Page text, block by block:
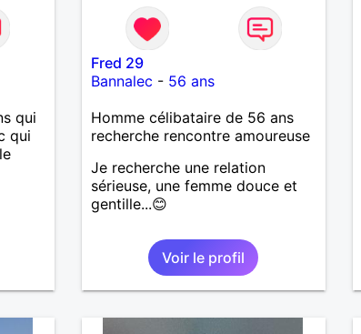
que
et
un
le
qui
qui
Fred 29
Bannalec - 56 ans
Homme célibataire de 56 ans
recherche rencontre amoureuse
Je recherche une relation
sérieuse, une femme douce et
gentille...😊
Voir le profil